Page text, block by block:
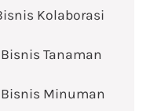
Kolaborasi
Tanaman
Minuman